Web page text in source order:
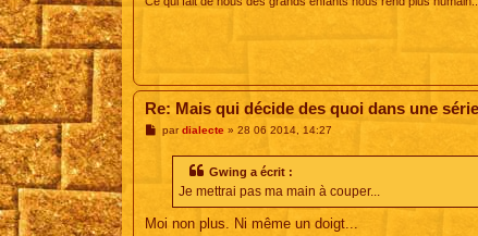
Re: Mais qui décide des quoi dans une
Mpardialecte» 28 06 2014, 14:27
Gwing a écrit :
Je mettrai pas ma main à couper...
Moi non plus. Ni même un doigt...